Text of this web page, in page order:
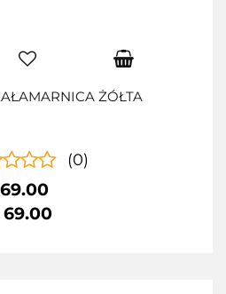
ŻÓŁTA
(0)
69.00
69.00